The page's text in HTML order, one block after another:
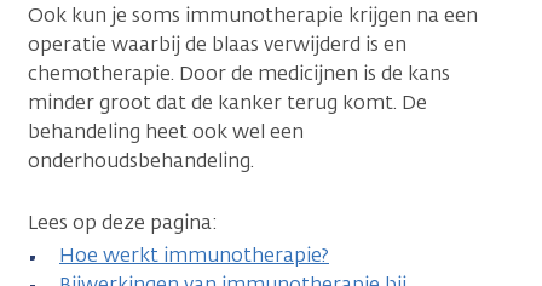
Ook kun je soms immunotherapie krijgen na een
operatie waarbij de blaas verwijderd is en
chemotherapie. Door de medicijnen is de kans
minder groot dat de kanker terug komt. De
behandeling heet ook wel een
onderhoudsbehandeling.
Lees op deze pagina:
Hoe werkt immunotherapie?